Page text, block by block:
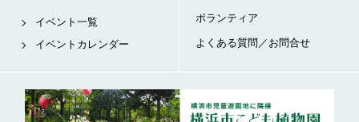
イベント一覧
イベントカレンダー
ボランティア
よくある質問／お問合せ